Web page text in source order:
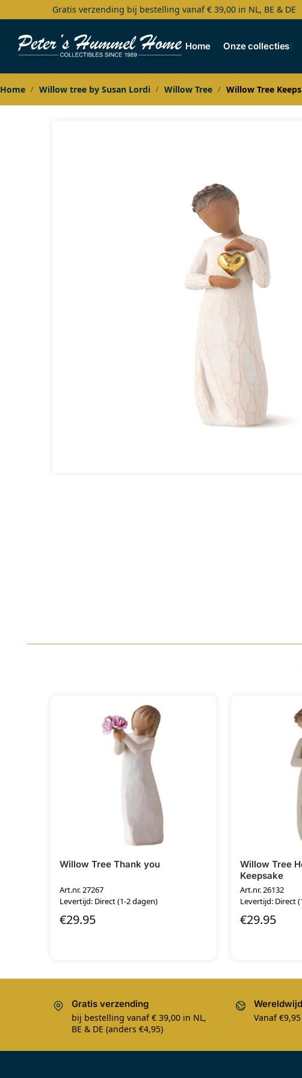
Gratis verzending bij bestelling vanaf € 39,00 in NL, BE & DE
Home Onze collecties
Search
Home / Willow tree by Susan Lordi / Willow Tree / Willow Tree
Willow Tree Thank you
Art.nr. 27267
Levertijd: Direct (1-2 dagen)
€29.95
Willow Tree
Keepsake
Art.nr. 26132
Levertijd: Direct
€29.95
Gratis verzending
bij bestelling vanaf € 39,00 in NL,
BE & DE (anders €4,95)
Vanaf €9,95